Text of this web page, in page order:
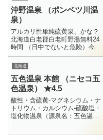
沖野温泉 （ポンベツ川温
泉）
アルカリ性単純硫黄泉、かな？
北海道白老郡白老町野湯無料24
時間 （日中でないと危険）今回
の北海道遠征の目的はズバリ、
日本一到達困難な野湯と称され
る金華湯に入る事です。日本一
到達困難...
北海道
五色温泉 本館 （ニセコ五
色温泉） ★4.5
酸性・含硫黄-マグネシウム・ナ
トリウム・カルシウム-硫酸塩・
塩化物温泉（源泉名：五色温